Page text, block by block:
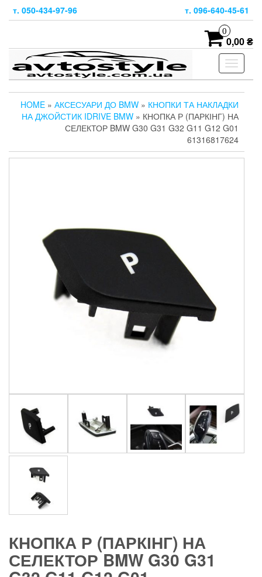
т. 050-434-97-96 т. 096-640-45-61
0
0,00 ₴
Toggle
HOME » АКСЕСУАРИ ДО BMW » КНОПКИ ТА НАКЛАДКИ
НА ДЖОЙСТИК IDRIVE BMW » КНОПКА Р (ПАРКІНГ) НА
СЕЛЕКТОР BMW G30 G31 G32 G11 G12 G01
61316817624
КНОПКА Р (ПАРКІНГ) НА
СЕЛЕКТОР BMW G30 G31